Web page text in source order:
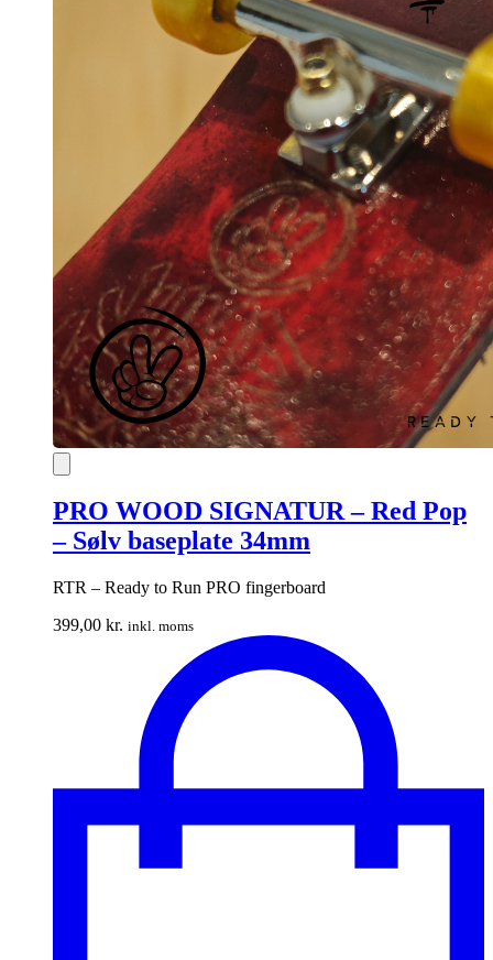
PRO WOOD SIGNATUR – Red Pop
– Sølv baseplate 34mm
RTR – Ready to Run PRO fingerboard
399,00 kr. inkl. moms